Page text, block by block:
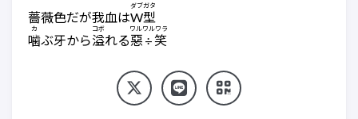
薔薇色だが我血はW型
ダブガタ
噛
カ
ぶ牙から溢
コボ
れる惡÷笑
ワルワルワラ